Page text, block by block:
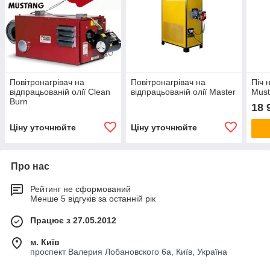
Повітронагрівач на
відпрацьованій олії Clean
Burn
Ціну уточнюйте
Повітронагрівач на
відпрацьованій олії Master
Ціну уточнюйте
Піч
18
Про нас
Рейтинг не сформований
Менше 5 відгуків за останній рік
Працює з 27.05.2012
м. Київ
проспект Валерия Лобановского 6а, Київ, Україна